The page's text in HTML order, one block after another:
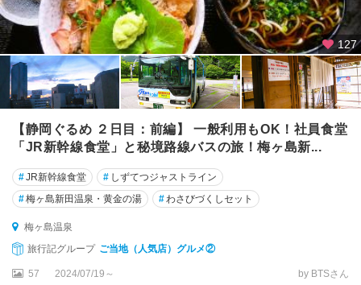
（
伊
豆
長
岡
・
修
南
伊
豆
（
田
127
【静岡ぐるめ ２日目：前編】 一般利用もOK！社員食堂
「JR新幹線食堂」と秘境路線バスの旅！梅ヶ島新...
#JR新幹線食堂 # しずてつジャストライン
#梅ヶ島新田温泉・黄金の湯 #わさびづくしセット
梅ヶ島温泉
旅行記グループ ご当地（人気店）グルメ②
57 2024/07/19～ by BTSさん